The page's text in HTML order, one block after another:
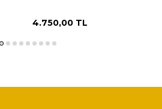
4.750,00TL